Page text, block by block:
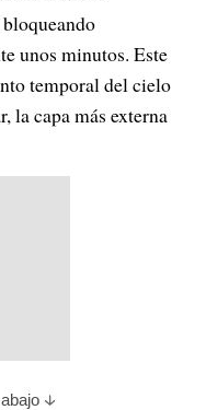
unos minutos. Este
temporal del cielo
la capa más externa